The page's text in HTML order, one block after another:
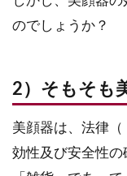
のでしょうか？
2）そもそも
美顔器は、法律
効性及び安全性の